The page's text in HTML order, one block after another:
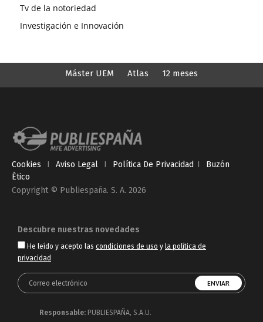
Tv de la notoriedad
Investigación e Innovación
Máster UEM Atlas 12 meses
Cookies I Aviso Legal I Política De Privacidad I
Buzón
Ético
Copyright © Publiespaña. S. A. 2026
Descubre nuestras novedades
He leído y acepto las condiciones de uso y la política de
privacidad
Responsable: PUBLIESPAÑA, S.A.U.